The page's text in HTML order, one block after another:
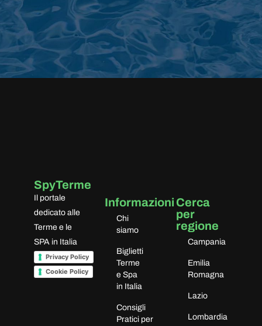
Google
Bellissimo parco termale nel quale
SpyTerme
Il portale
dedicato alle
Terme e le
SPA in Italia
Privacy Policy
Cookie Policy
Informazioni
Chi
siamo
Biglietti
Terme
e Spa
in Italia
Consigli
Pratici per
Cerca
per
regione
Campania
Emilia
Romagna
Lazio
Lombardia